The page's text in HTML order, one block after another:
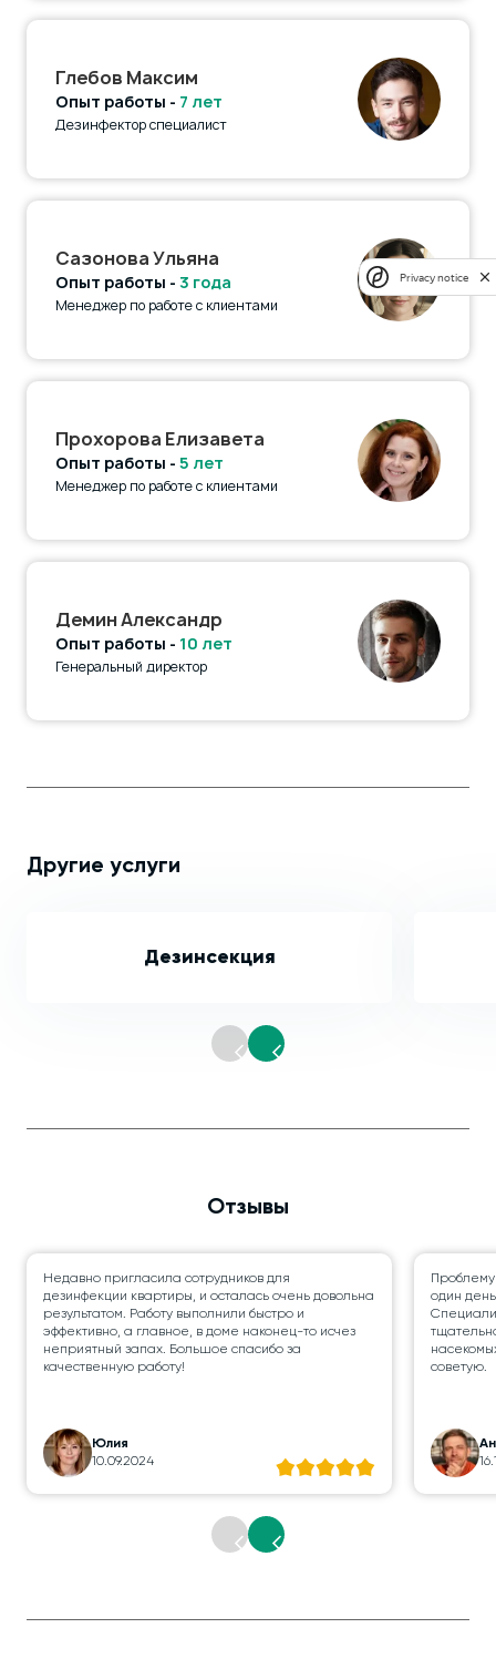
Глебов Максим
Опыт работы - 7 лет
Дезинфектор специалист
Сазонова Ульяна
Опыт работы - 3 года
Менеджер по работе с клиентами
Прохорова Елизавета
Опыт работы - 5 лет
Менеджер по работе с клиентами
Демин Александр
Опыт работы - 10 лет
Генеральный директор
Другие услуги
Дезинсекция
Отзывы
Недавно пригласила сотрудников для
дезинфекции квартиры, и осталась очень довольна
результатом. Работу выполнили быстро и
эффективно, а главное, в доме наконец-то исчез
неприятный запах. Большое спасибо за
качественную работу!
Юлия
10.09.2024
один
советую.
Privacy notice